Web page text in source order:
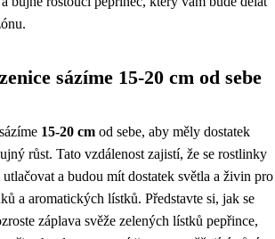
sázíme 15-20 cm od sebe
15-20 cm od sebe, aby měly dostatek
růst. Tato vzdálenost zajistí, že se rostlinky
a budou mít dostatek světla a živin pro
a aromatických lístků. Představte si, jak se
záplava svěže zelených lístků pepřince,